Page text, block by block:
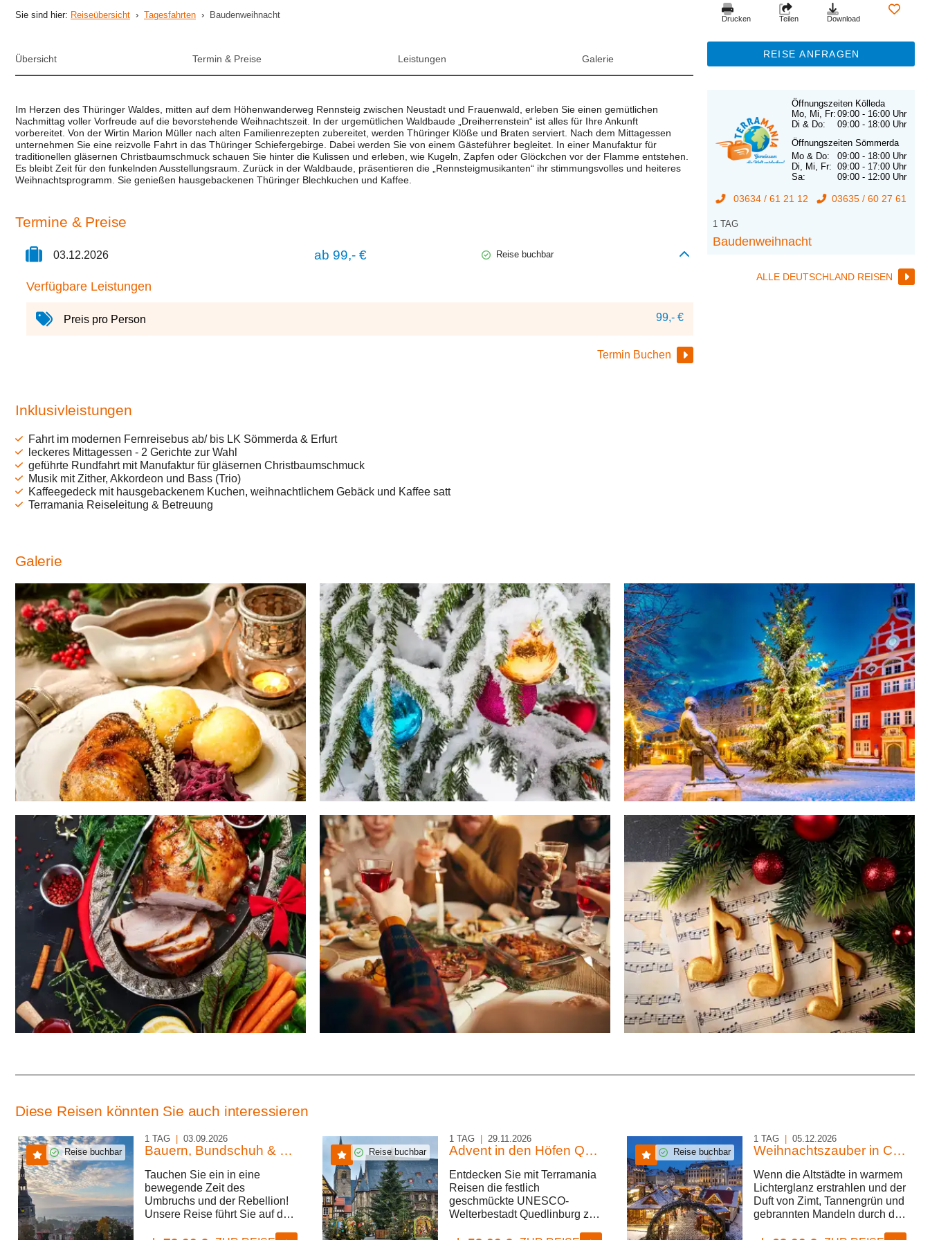
Sie sind hier: Reiseübersicht › Tagesfahrten › Baudenweihnacht Drucken Teilen Download
Übersicht Termin & Preise Leistungen Galerie REISE ANFRAGEN
Im Herzen des Thüringer Waldes, mitten auf dem Höhenwanderweg Rennsteig zwischen Neustadt und Frauenwald, erleben Sie einen gemütlichen
Nachmittag voller Vorfreude auf die bevorstehende Weihnachtszeit. In der urgemütlichen Waldbaude „Dreiherrenstein“ ist alles für Ihre Ankunft
vorbereitet. Von der Wirtin Marion Müller nach alten Familienrezepten zubereitet, werden Thüringer Klöße und Braten serviert. Nach dem Mittagessen
unternehmen Sie eine reizvolle Fahrt in das Thüringer Schiefergebirge. Dabei werden Sie von einem Gästeführer begleitet. In einer Manufaktur für
traditionellen gläsernen Christbaumschmuck schauen Sie hinter die Kulissen und erleben, wie Kugeln, Zapfen oder Glöckchen vor der Flamme entstehen.
Es bleibt Zeit für den funkelnden Ausstellungsraum. Zurück in der Waldbaude, präsentieren die „Rennsteigmusikanten“ ihr stimmungsvolles und heiteres
Weihnachtsprogramm. Sie genießen hausgebackenen Thüringer Blechkuchen und Kaffee.
Termine & Preise
03.12.2026 ab 99,- € Reise buchbar
Verfügbare Leistungen
Preis pro Person 99,- €
Termin Buchen
Inklusivleistungen
Fahrt im modernen Fernreisebus ab/ bis LK Sömmerda & Erfurt
leckeres Mittagessen - 2 Gerichte zur Wahl
geführte Rundfahrt mit Manufaktur für gläsernen Christbaumschmuck
Musik mit Zither, Akkordeon und Bass (Trio)
Kaffeegedeck mit hausgebackenem Kuchen, weihnachtlichem Gebäck und Kaffee satt
Terramania Reiseleitung & Betreuung
Öffnungszeiten Kölleda
Mo, Mi, Fr: 09:00 - 16:00 Uhr
Di & Do:
09:00 - 18:00 Uhr
Öffnungszeiten Sömmerda
Mo & Do:
09:00 - 18:00 Uhr
Di, Mi, Fr: 09:00 - 17:00 Uhr
Sa:
09:00 - 12:00 Uhr
03634 / 61 21 12 03635 / 60 27 61
1 TAG
Baudenweihnacht
ALLE DEUTSCHLAND REISEN
Galerie
Diese Reisen könnten Sie auch interessieren
Reise buchbar
1 TAG 03.09.2026
Bauern, Bundschuh & Thomas Müntzer
Tauchen Sie ein in eine
bewegende Zeit des
Umbruchs und der Rebellion!
Unsere Reise führt Sie auf den
Reise buchbar
1 TAG 29.11.2026
Advent in den Höfen Quedlinburgs
Entdecken Sie mit Terramania
Reisen die festlich
geschmückte UNESCO-
Welterbestadt Quedlinburg zur
Reise buchbar
1 TAG 05.12.2026
Weihnachtszauber in Coburg & Seßlach
Wenn die Altstädte in warmem
Lichterglanz erstrahlen und der
Duft von Zimt, Tannengrün und
gebrannten Mandeln durch die